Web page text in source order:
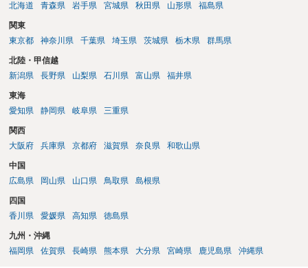
北海道
青森県 岩手県 宮城県 秋田県 山形県 福島県
関東
東京都
神奈川県 千葉県 埼玉県 茨城県 栃木県 群馬県
北陸・甲信越
新潟県
長野県 山梨県 石川県 富山県 福井県
東海
愛知県
静岡県 岐阜県 三重県
関西
大阪府
兵庫県 京都府 滋賀県 奈良県 和歌山県
中国
広島県
岡山県 山口県 鳥取県 島根県
四国
香川県
愛媛県 高知県 徳島県
九州・沖縄
福岡県
佐賀県 長崎県 熊本県 大分県 宮崎県 鹿児島県 沖縄県